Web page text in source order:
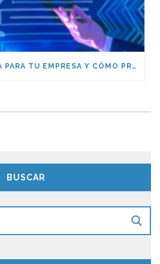
AI ACT: QUÉ CAMBIA PARA TU EMPRESA Y CÓMO PREPARARTE
BUSCAR